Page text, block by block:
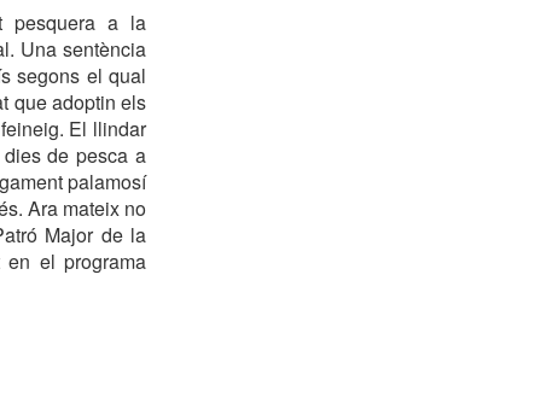
pesquera a la
Una sentència
segons el qual
que adoptin els
El llindar
de pesca a
palamosí
Ara mateix no
Major de la
en el programa